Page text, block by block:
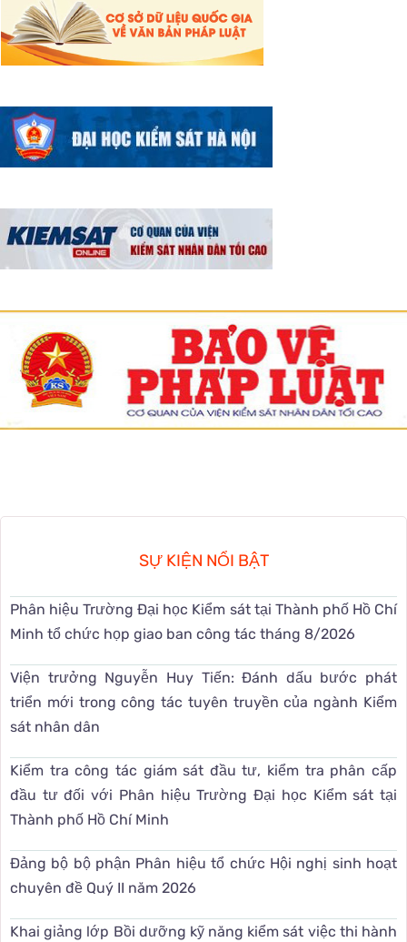
SỰ KIỆN NỔI BẬT
Phân hiệu Trường Đại học Kiểm sát tại Thành phố Hồ Chí
Minh tổ chức họp giao ban công tác tháng 8/2026
Viện trưởng Nguyễn Huy Tiến: Đánh dấu bước phát
triển mới trong công tác tuyên truyền của ngành Kiểm
sát nhân dân
Kiểm tra công tác giám sát đầu tư, kiểm tra phân cấp
đầu tư đối với Phân hiệu Trường Đại học Kiểm sát tại
Thành phố Hồ Chí Minh
Đảng bộ bộ phận Phân hiệu tổ chức Hội nghị sinh hoạt
chuyên đề Quý II năm 2026
Khai giảng lớp Bồi dưỡng kỹ năng kiểm sát việc thi hành